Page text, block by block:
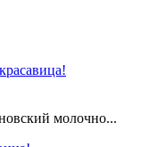
молочно...